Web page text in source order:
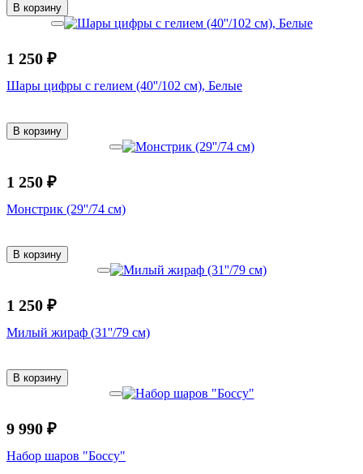
В корзину
1 250 ₽
Шары цифры с гелием (40''/102 см), Белые
В корзину
1 250 ₽
Монстрик (29''/74 см)
В корзину
1 250 ₽
Милый жираф (31''/79 см)
В корзину
9 990 ₽
Набор шаров "Боссу"